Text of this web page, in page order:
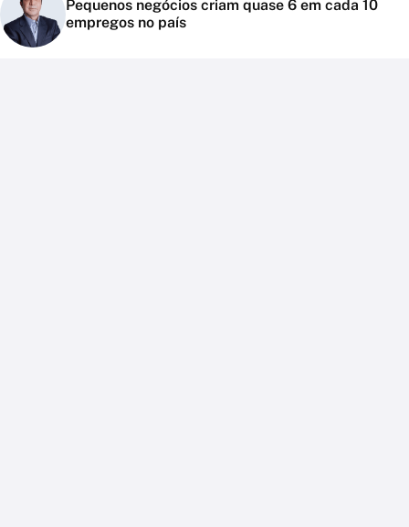
Pequenos negócios criam quase 6 em cada 10
empregos no país